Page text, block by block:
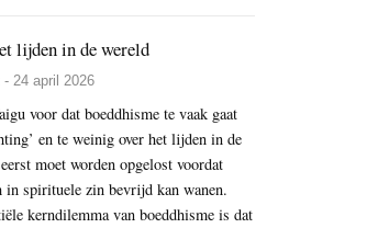
lijden in de wereld
24 april 2026
voor dat boeddhisme te vaak gaat
en te weinig over het lijden in de
moet worden opgelost voordat
in spirituele zin bevrijd kan wanen.
kerndilemma van boeddhisme is dat